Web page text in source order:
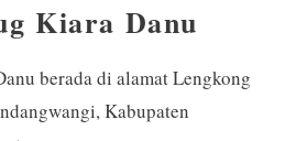
Kiara Danu
berada di alamat Lengkong
Kabupaten